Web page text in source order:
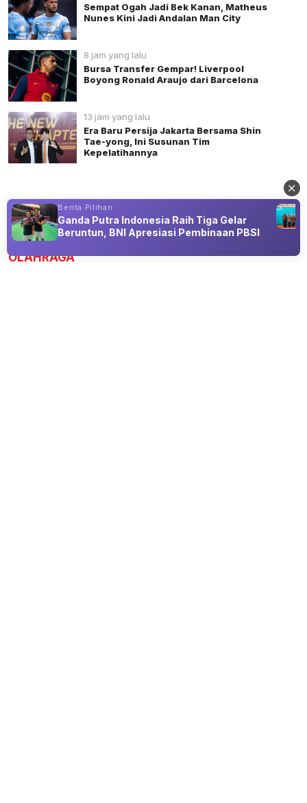
Sempat Ogah Jadi Bek Kanan, Matheus
Nunes Kini Jadi Andalan Man City
8 jam yang lalu
Bursa Transfer Gempar! Liverpool
Boyong Ronald Araujo dari Barcelona
13 jam yang lalu
Era Baru Persija Jakarta Bersama Shin
Tae-yong, Ini Susunan Tim
Kepelatihannya
Advertisement
OLAHRAGA
Berita Pilihan
Ganda Putra Indonesia Raih Tiga Gelar
Beruntun, BNI Apresiasi Pembinaan PBSI